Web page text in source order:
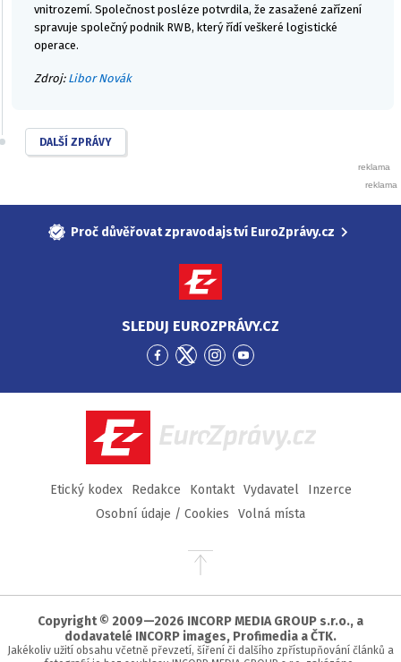
vnitrozemí. Společnost posléze potvrdila, že zasažené zařízení
spravuje společný podnik RWB, který řídí veškeré logistické
operace.
Zdroj: Libor Novák
DALŠÍ ZPRÁVY
Proč důvěřovat zpravodajství EuroZprávy.cz
SLEDUJ EUROZPRÁVY.CZ
Přejít
Facebook
Přejít
Twitter
Přejít
Instagram
Přejít
YouTube
EuroZprávy.cz
Etický kodex Redakce Kontakt Vydavatel
Inzerce
Osobní údaje / Cookies
Volná místa
Přejít
stránky
Copyright © 2009—2026 INCORP MEDIA GROUP s.r.o., a
dodavatelé INCORP images, Profimedia a ČTK.
Jakékoliv užití obsahu včetně převzetí, šíření či dalšího zpřístupňování článků a